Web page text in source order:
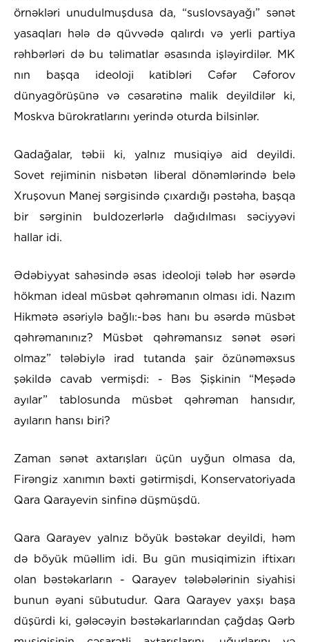
örnəkləri unudulmuşdusa da, “suslovsayağı” sənət
yasaqları hələ də qüvvədə qalırdı və yerli partiya
rəhbərləri də bu təlimatlar əsasında işləyirdilər. MK
nın başqa ideoloji katibləri Cəfər Cəforov
dünyagörüşünə və cəsarətinə malik deyildilər ki,
Moskva bürokratlarını yerində oturda bilsinlər.
Qadağalar, təbii ki, yalnız musiqiyə aid deyildi.
Sovet rejiminin nisbətən liberal dönəmlərində belə
Xruşovun Manej sərgisində çıxardığı pəstəha, başqa
bir sərginin buldozerlərlə dağıdılması səciyyəvi
hallar idi.
Ədəbiyyat sahəsində əsas ideoloji tələb hər əsərdə
hökman ideal müsbət qəhrəmanın olması idi. Nazım
Hikmətə əsəriylə bağlı:-bəs hanı bu əsərdə müsbət
qəhrəmanınız? Müsbət qəhrəmansız sənət əsəri
olmaz” tələbiylə irad tutanda şair özünəməxsus
şəkildə cavab vermişdi: - Bəs Şişkinin “Meşədə
ayılar” tablosunda müsbət qəhrəman hansıdır,
ayıların hansı biri?
Zaman sənət axtarışları üçün uyğun olmasa da,
Firəngiz xanımın bəxti gətirmişdi, Konservatoriyada
Qara Qarayevin sinfinə düşmüşdü.
Qara Qarayev yalnız böyük bəstəkar deyildi, həm
də böyük müəllim idi. Bu gün musiqimizin iftixarı
olan bəstəkarların - Qarayev tələbələrinin siyahisi
bunun əyani sübutudur. Qara Qarayev yaxşı başa
düşürdi ki, gələcəyin bəstəkarlarından çağdaş Qərb